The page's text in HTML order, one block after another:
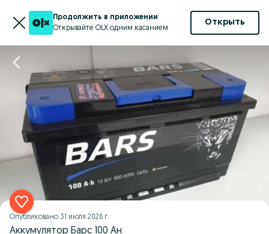
Продолжить в приложении
Открывайте OLX одним касанием
Открыть
Опубликовано 31 июля 2026 г.
Аккумулятор Барс 100 Ан